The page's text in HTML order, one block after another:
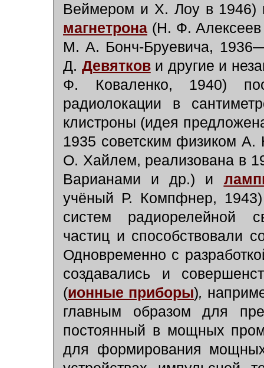
Веймером и Х. Лоу в 1946)
магнетрона (Н. Ф.
М. А. Бонч-Бруевича,
Д. Девяткови другие и
Ф. Коваленко, 1940)
радиолокации в
клистроны (идея
1935 советским физиком
О. Хайлем, реализована в
Варианами и др.) и
учёный Р. Компфнер, 1943)
систем радиорелейной
частиц и способствовали
Одновременно с
создавались и
(ионные приборы),
главным образом для
постоянный в мощных
для формирования мощных